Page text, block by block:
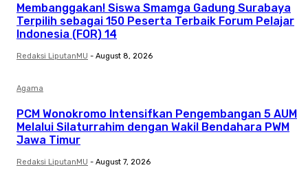
Membanggakan! Siswa Smamga Gadung Surabaya
Terpilih sebagai 150 Peserta Terbaik Forum Pelajar
Indonesia (FOR) 14
Redaksi LiputanMU - August 8, 2026
Agama
PCM Wonokromo Intensifkan Pengembangan 5 AUM
Melalui Silaturrahim dengan Wakil Bendahara PWM
Jawa Timur
Redaksi LiputanMU - August 7, 2026